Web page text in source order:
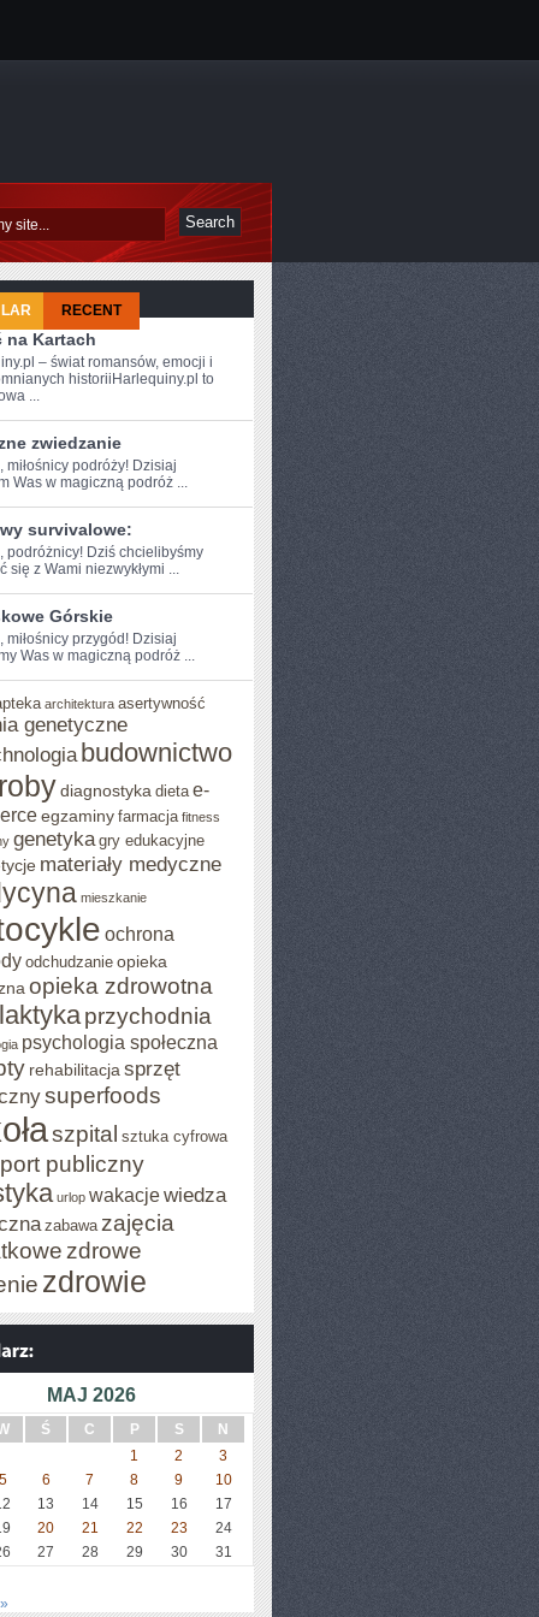
RECENT
na Kartach
– świat romansów, emocji i
historiiHarlequiny.pl to
...
zwiedzanie
miłośnicy podróży! ⁤Dzisiaj
Was w ⁤magiczną podróż ...
survivalowe:
podróżnicy! Dziś chcielibyśmy
się z Wami niezwykłymi ...
Górskie
miłośnicy przygód! Dzisiaj
Was w magiczną podróż ...
architektura asertywność
genetyczne
budownictwo
diagnostyka dieta e-
egzaminy farmacja fitness
genetyka gry edukacyjne
materiały medyczne
mieszkanie
ochrona
odchudzanie opieka
opieka zdrowotna
przychodnia
psychologia społeczna
rehabilitacja sprzęt
superfoods
szpital sztuka cyfrowa
publiczny
urlop wakacjewiedza
zabawa zajęcia
zdrowe
zdrowie
MAJ 2026
Ś C P S
N
1
2
3
6 7 8 9
10
13 14 15 16
17
20 21 22 23
24
27 28 29 30 31